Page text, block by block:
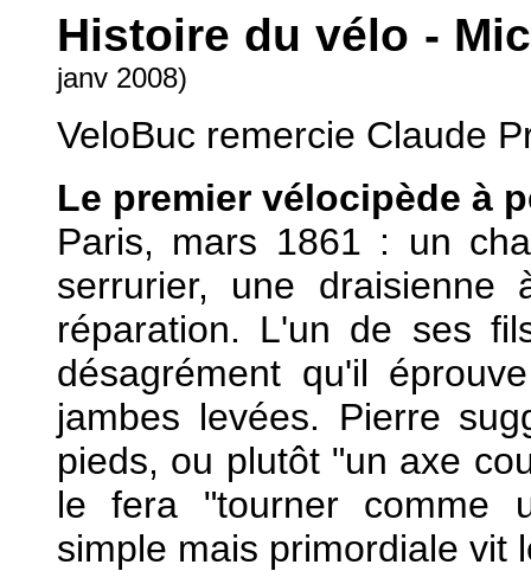
Histoire du vélo -
janv 2008)
VeloBuc remercie Claude
Le premier vélocipède à
Paris, mars 1861 : un
serrurier, une
réparation. L'un de ses
désagrément qu'il
jambes levées. Pierre
pieds, ou plutôt "un axe
le fera "tourner comme
simple mais primordiale vit